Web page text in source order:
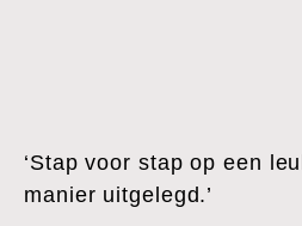
‘Stap voor stap op een
manier uitgelegd.’